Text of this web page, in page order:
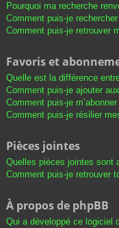
Pourquoi ma recherche
Comment puis-je
Comment puis-je retrouver
Favoris et
Quelle est la différence
Comment puis-je ajouter
Comment puis-je
Comment puis-je résilier
Pièces jointes
Quelles pièces jointes sont
Comment puis-je retrouver
À propos de phpBB
Qui a développé ce logiciel